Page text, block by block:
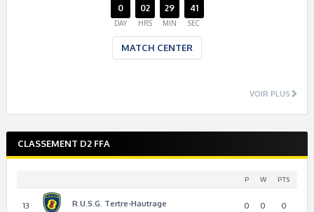
0
DAY
02
HRS
29
MIN
41
SEC
MATCH CENTER
VOIR PLUS
CLASSEMENT D2 FFA
P W PTS
13 R.U.S.G. Tertre-Hautrage 0 0 0